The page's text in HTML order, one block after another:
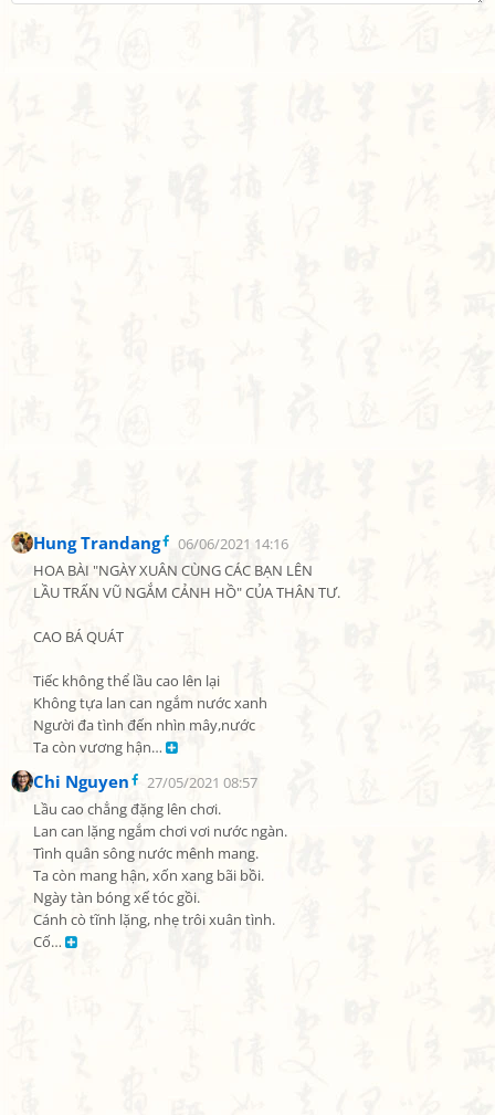
Hung Trandang
06/06/2021 14:16
HOA BÀI "NGÀY XUÂN CÙNG CÁC BẠN LÊN
LẦU TRẤN VŨ NGẮM CẢNH HỒ" CỦA THÂN TƯ.
CAO BÁ QUÁT
Tiếc không thể lầu cao lên lại
Không tựa lan can ngắm nước xanh
Người đa tình đến nhìn mây,nước
Ta còn vương hận…
Chi Nguyen
27/05/2021 08:57
Lầu cao chẳng đặng lên chơi.
Lan can lặng ngắm chơi vơi nước ngàn.
Tình quân sông nước mênh mang.
Ta còn mang hận, xốn xang bãi bồi.
Ngày tàn bóng xế tóc gồi.
Cánh cò tĩnh lặng, nhẹ trôi xuân tình.
Cố…